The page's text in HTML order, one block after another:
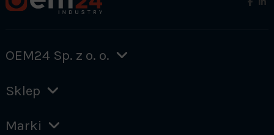
OEM24 Sp. z o. o.
Sklep
Marki